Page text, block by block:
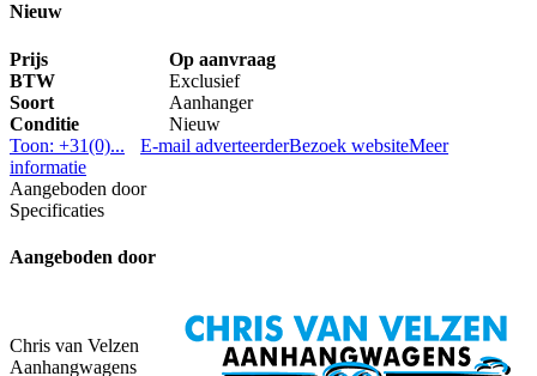
Nieuw
Prijs
Op aanvraag
BTW
Exclusief
Soort
Aanhanger
Conditie
Nieuw
Toon: +31(0)...
E-mail adverteerderBezoek websiteMeer
informatie
Aangeboden door
Specificaties
Aangeboden door
Chris van Velzen
Aanhangwagens